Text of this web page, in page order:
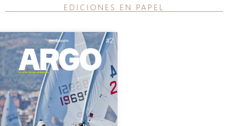
EDICIONES EN PAPEL